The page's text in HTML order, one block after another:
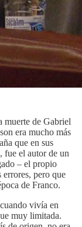
muerte de Gabriel
era mucho más
que en sus
fue el autor de un
– el propio
pero que
de Franco.
vivía en
muy limitada.